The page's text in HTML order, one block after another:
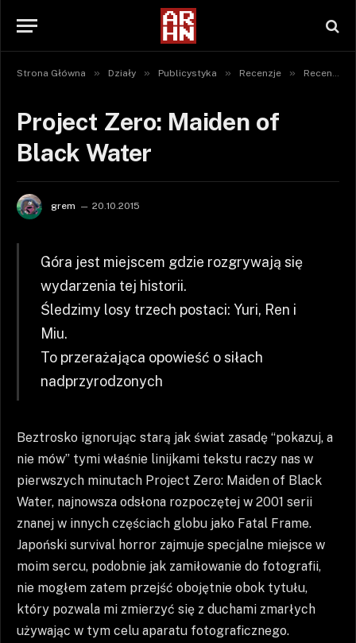
Strona Główna » Działy » Publicystyka » Recenzje » Recenzje gier
Project Zero: Maiden of
Black Water
grem 20.10.2015
Góra jest miejscem gdzie rozgrywają się
wydarzenia tej historii.
Śledzimy losy trzech postaci: Yuri, Ren i
Miu.
To przerażająca opowieść o siłach
nadprzyrodzonych
Beztrosko ignorując starą jak świat zasadę “pokazuj, a
nie mów” tymi właśnie linijkami tekstu raczy nas w
pierwszych minutach Project Zero: Maiden of Black
Water, najnowsza odsłona rozpoczętej w 2001 serii
znanej w innych częściach globu jako Fatal Frame.
Japoński survival horror zajmuje specjalne miejsce w
moim sercu, podobnie jak zamiłowanie do fotografii,
nie mogłem zatem przejść obojętnie obok tytułu,
który pozwala mi zmierzyć się z duchami zmarłych
używając w tym celu aparatu fotograficznego.